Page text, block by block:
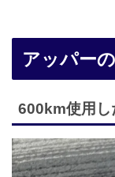
アッパー
600km使用し